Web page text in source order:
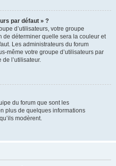
par défaut » ?
d’utilisateurs, votre groupe
de déterminer quelle sera la couleur et
Les administrateurs du forum
même votre groupe d’utilisateurs par
l’utilisateur.
du forum que sont les
plus de quelques informations
modèrent.